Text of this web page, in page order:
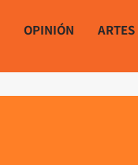
OPINIÓN ARTES